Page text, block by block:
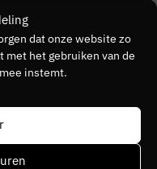
dat onze website zo
met het gebruiken van de
instemt.